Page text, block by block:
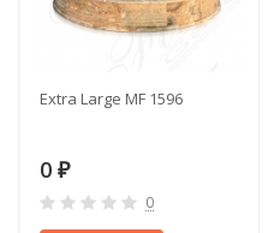
Extra Large MF 1596
0 ₽
0